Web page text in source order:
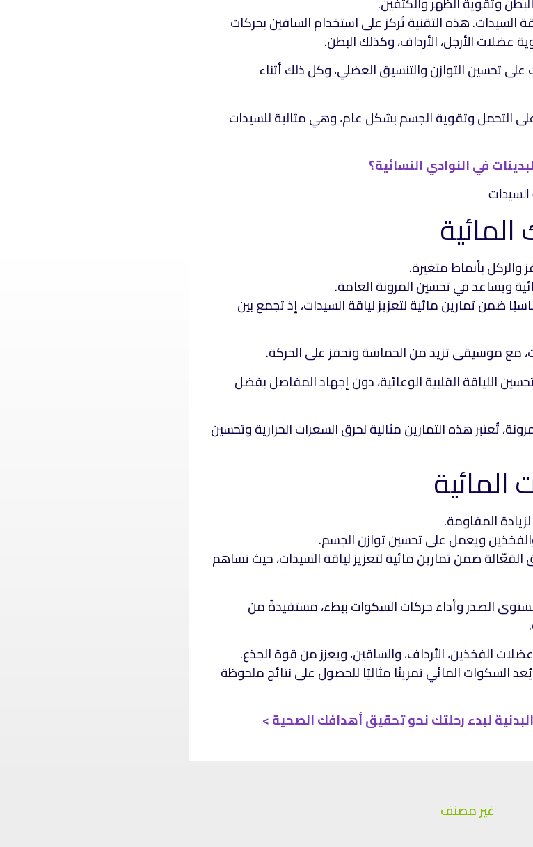
السيدات. هذه التقنية تُركز على استخدام الساقين بحركات
عضلات الأرجل، الأرداف، وكذلك البطن.
تحسين التوازن والتنسيق العضلي، وكل ذلك أثناء
التحمل وتقوية الجسم بشكل عام، وهي مثالية للسيدات
في النوادي النسائية؟
والركل بأنماط متغيرة.
ويساعد في تحسين المرونة العامة.
ضمن تمارين مائية لتعزيز لياقة السيدات، إذ تجمع بين
مع موسيقى تزيد من الحماسة وتحفز على الحركة.
اللياقة القلبية الوعائية، دون إجهاد المفاصل بفضل
تُعتبر هذه التمارين مثالية لحرق السعرات الحرارية وتحسين
المقاومة.
ويعمل على تحسين توازن الجسم.
ضمن تمارين مائية لتعزيز لياقة السيدات، حيث تساهم
الصدر وأداء حركات السكوات ببطء، مستفيدةً من
الفخذين، الأرداف، والساقين، ويعزز من قوة الجذع.
يُعد السكوات المائي تمرينًا مثاليًا للحصول على نتائج ملحوظة
لبدء رحلتك نحو تحقيق أهدافك الصحية >
غير مصنف